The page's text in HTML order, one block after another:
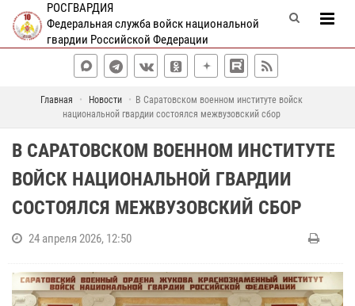
РОСГВАРДИЯ
Федеральная служба войск национальной
гвардии Российской Федерации
Главная Новости
В Саратовском военном институте войск
национальной гвардии состоялся межвузовский сбор
В САРАТОВСКОМ ВОЕННОМ ИНСТИТУТЕ
ВОЙСК НАЦИОНАЛЬНОЙ ГВАРДИИ
СОСТОЯЛСЯ МЕЖВУЗОВСКИЙ СБОР
24 апреля 2026, 12:50